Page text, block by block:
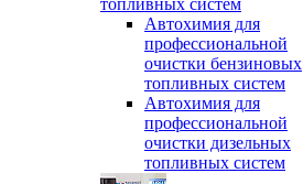
топливных систем
Автохимия для
профессиональной
очистки бензиновых
топливных систем
Автохимия для
профессиональной
очистки дизельных
топливных систем